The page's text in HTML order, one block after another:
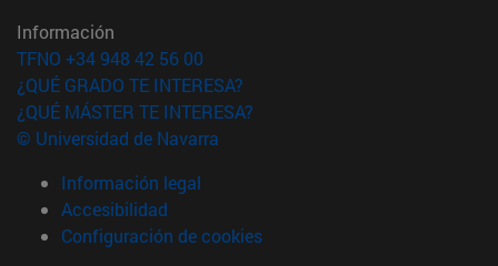
Información
TFNO +34 948 42 56 00
¿QUÉ GRADO TE INTERESA?
¿QUÉ MÁSTER TE INTERESA?
© Universidad de Navarra
Información legal
Accesibilidad
Configuración de cookies